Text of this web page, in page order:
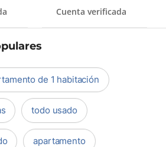
Cuenta verificada
de 1 habitación
todo usado
apartamento